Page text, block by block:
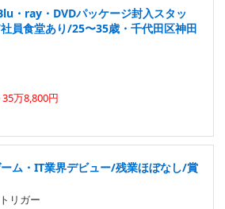
・ray・DVDパッケージ封入スタッ
員食堂あり/25〜35歳・千代田区神田
万8,800円
ム・IT業界デビュー/残業ほぼなし/賞
リガー